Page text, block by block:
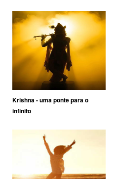
Krishna - uma ponte para o
infinito